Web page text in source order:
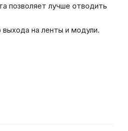
позволяет лучше отводить
на ленты и модули.